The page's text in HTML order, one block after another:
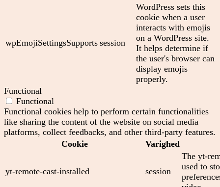
wpEmojiSettingsSupports session
WordPress sets this
cookie when a user
interacts with emojis
on a WordPress site.
It helps determine if
the user's browser can
display emojis
properly.
Functional
Functional
Functional cookies help to perform certain functionalities
like sharing the content of the website on social media
platforms, collect feedbacks, and other third-party features.
Cookie
Varighed
yt-remote-cast-installed session
The yt-
used to